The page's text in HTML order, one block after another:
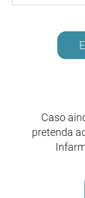
Caso
pretenda